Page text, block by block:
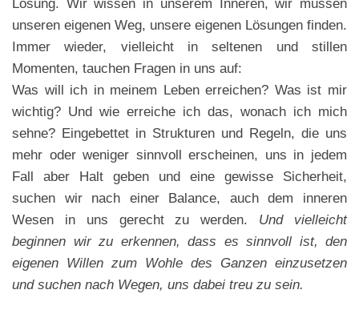
Lösung. Wir wissen in unserem Inneren, wir müssen
unseren eigenen Weg, unsere eigenen Lösungen finden.
Immer wieder, vielleicht in seltenen und stillen
Momenten, tauchen Fragen in uns auf:
Was will ich in meinem Leben erreichen? Was ist mir
wichtig? Und wie erreiche ich das, wonach ich mich
sehne? Eingebettet in Strukturen und Regeln, die uns
mehr oder weniger sinnvoll erscheinen, uns in jedem
Fall aber Halt geben und eine gewisse Sicherheit,
suchen wir nach einer Balance, auch dem inneren
Wesen in uns gerecht zu werden. Und vielleicht
beginnen wir zu erkennen, dass es sinnvoll ist, den
eigenen Willen zum Wohle des Ganzen einzusetzen
und suchen nach Wegen, uns dabei treu zu sein.